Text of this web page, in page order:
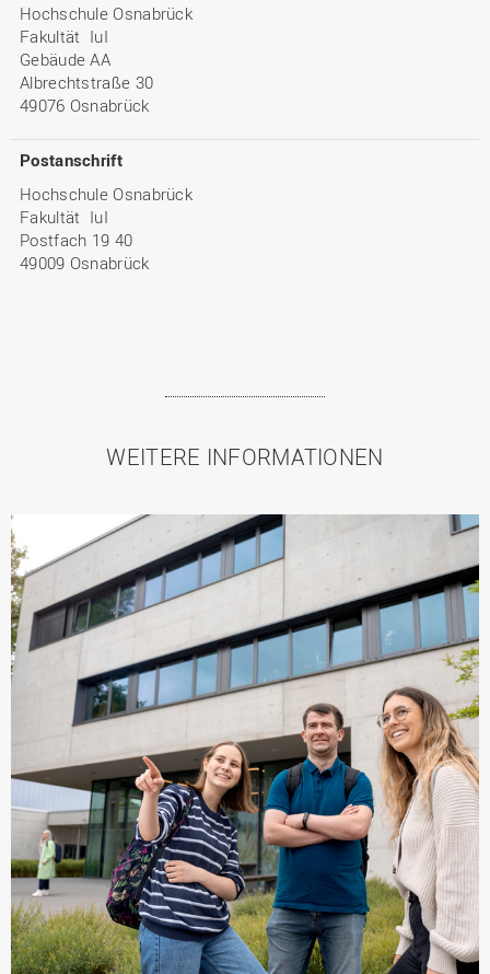
Hochschule Osnabrück
Fakultät IuI
Gebäude AA
Albrechtstraße 30
49076 Osnabrück
Postanschrift
Hochschule Osnabrück
Fakultät IuI
Postfach 19 40
49009 Osnabrück
WEITERE INFORMATIONEN